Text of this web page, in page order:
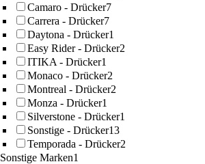
Camaro - Drücker7
Carrera - Drücker7
Daytona - Drücker1
Easy Rider - Drücker2
ITIKA - Drücker1
Monaco - Drücker2
Montreal - Drücker2
Monza - Drücker1
Silverstone - Drücker1
Sonstige - Drücker13
Temporada - Drücker2
Sonstige Marken1